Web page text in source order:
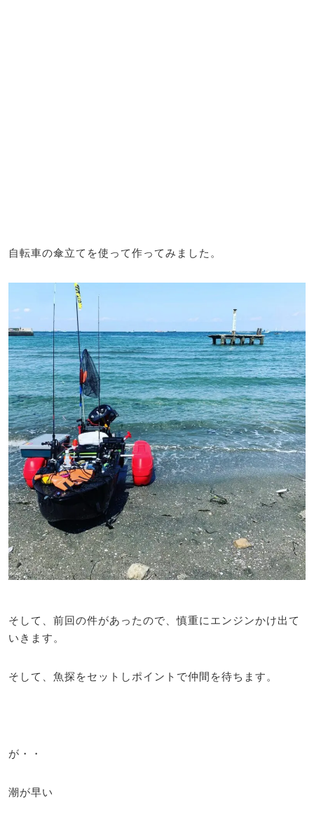
自転車の傘立てを使って作ってみました。
そして、前回の件があったので、慎重にエンジンかけ出て
いきます。
そして、魚探をセットしポイントで仲間を待ちます。
が・・
潮が早い